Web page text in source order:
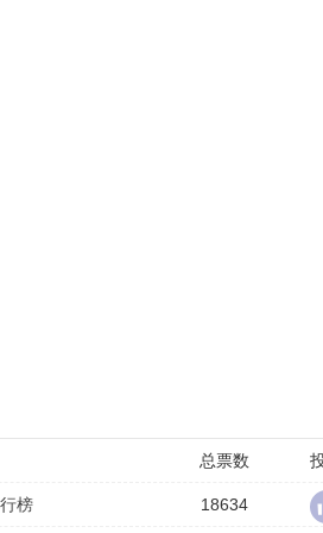
总票数
榜 18634